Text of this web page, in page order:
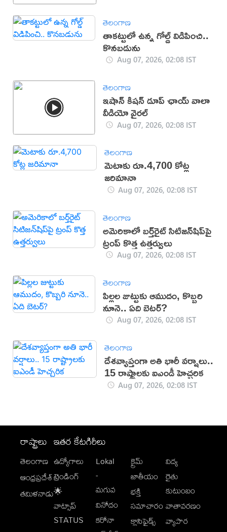
తెలంగాణ
తాకట్టులో ఉన్న గోల్డ్ విడిపించి..
కొనబడును
Aug 07, 2026, 02:08 IST
తెలంగాణ
ఇషాన్ కిషన్ డూప్ ఛాయ్ వాలా
వీడియో వైరల్
Aug 07, 2026, 02:08 IST
తెలంగాణ
మెటాకు రూ.4,700 కోట్ల
జరిమానా
Aug 07, 2026, 02:08 IST
తెలంగాణ
అమెరికాలో బర్త్‌రైట్ సిటిజన్‌షిప్‌పై
ట్రంప్ కొత్త ఉత్తర్వులు
Aug 07, 2026, 02:08 IST
తెలంగాణ
పిల్లల జుట్టుకు ఆముదం, కొబ్బరి
నూనె.. ఏది బెటర్?
Aug 07, 2026, 02:08 IST
తెలంగాణ
దేశవ్యాప్తంగా అతి భారీ వర్షాలు..
15 రాష్ట్రాలకు ఐఎండీ హెచ్చరిక
Aug 07, 2026, 02:08 IST
రాష్ట్రాలు
తెలంగాణ
ఆంధ్రప్రదేశ్
తమిళనాడు
ఇతర కేటగిరీలు
ఉద్యోగాలు
ట్రెండింగ్
🌟
వాట్సాప్
STATUS
Lokal
-
మగువ
వినోదం
కరోనా
క్రైమ్
జాతీయం
భక్తి
సమాచారం
క్లాసిఫైడ్స్
విద్య
రైతు
కుటుంబం
వాతావరణం
వ్యాపార